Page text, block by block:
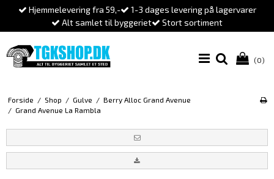
Hjemmelevering fra 59,-
1-3 dages levering på lagervarer
Alt samlet til byggeriet
Stort sortiment
(0)
Forside / Shop / Gulve / Berry Alloc Grand Avenue
/ Grand Avenue La Rambla